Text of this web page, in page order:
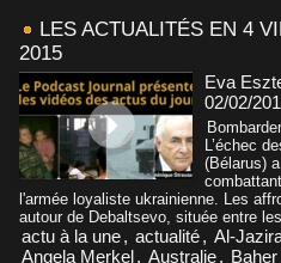
LES ACTUALITÉS EN 4
2015
Eva
02/02/
L’échec
(Bélarus)
l'armée loyaliste ukrainienne. Les
autour de Debaltsevo, située entre
actu à la une, actualité, Al-
Angela Merkel, Australie,